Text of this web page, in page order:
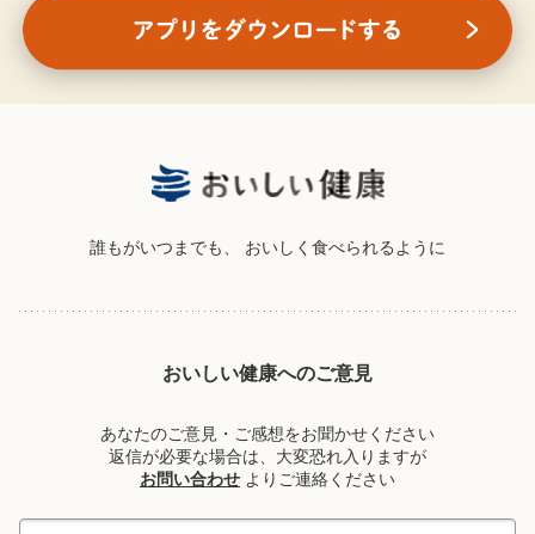
誰もがいつまでも、 おいしく食べられるように
おいしい健康へのご意見
あなたのご意見・ご感想をお聞かせください
返信が必要な場合は、大変恐れ入りますが
お問い合わせ よりご連絡ください